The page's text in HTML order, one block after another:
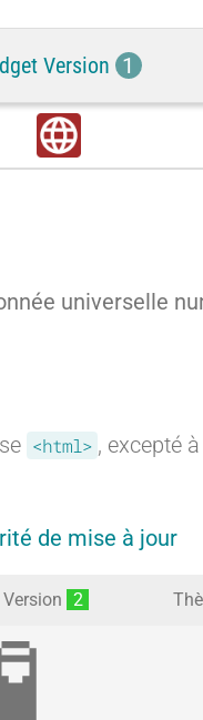
Version 1
l
universelle
<html> , excepté
de mise à jour
2